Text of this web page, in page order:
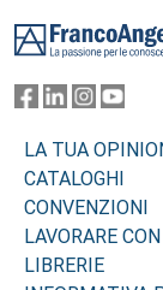
LA TUA
CATALOGHI
CONVENZIONI
LAVORARE
LIBRERIE